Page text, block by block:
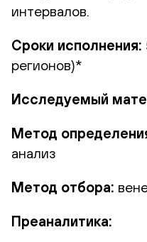
интервалов.
Сроки исполнения:
регионов)*
Исследуемый
Метод
анализ
Метод отбора:
Преаналитика: